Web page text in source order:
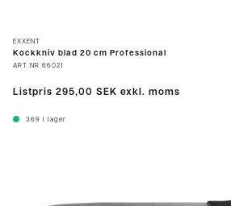
EXXENT
Kockkniv blad 20 cm Professional
ART.NR 66021
Listpris 295,00 SEK exkl. moms
369 I lager